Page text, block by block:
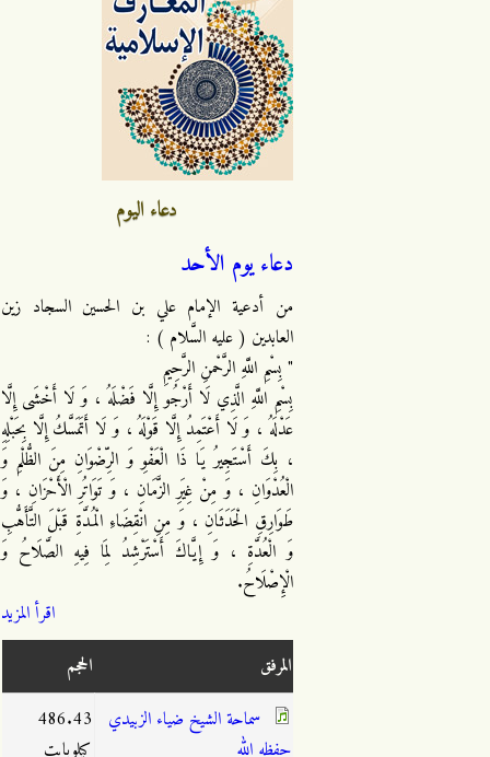
دعاء اليوم
دعاء يوم الأحد
من أدعية الإمام علي بن الحسين السجاد زين
العابدين ( عليه السَّلام ) :
" بِسْمِ اللَّهِ الرَّحْمنِ الرَّحِيمِ
بِسْمِ اللَّهِ الَّذِي لَا أَرْجُو إِلَّا فَضْلَهُ ، وَ لَا أَخْشَى إِلَّا
عَدْلَهُ ، وَ لَا أَعْتَمِدُ إِلَّا قَوْلَهُ ، وَ لَا أَتَمَسَّكُ إِلَّا بِحَبْلِهِ
، بِكَ أَسْتَجِيرُ يَا ذَا الْعَفْوِ وَ الرِّضْوَانِ مِنَ الظُّلْمِ وَ
الْعُدْوَانِ ، وَ مِنْ غِيَرِ الزَّمَانِ ، وَ تَوَاتُرِ الْأَحْزَانِ ، وَ
طَوَارِقِ الْحَدَثَانِ ، وَ مِنِ انْقِضَاءِ الْمُدَّةِ قَبْلَ التَّأَهُّبِ
وَ الْعُدَّةِ ، وَ إِيَّاكَ أَسْتَرْشِدُ لِمَا فِيهِ الصَّلَاحُ وَ
الْإِصْلَاحُ.
اقرأ المزيد
المرفق
الحجم
سماحة الشيخ ضياء الزبيدي
حفظه الله
486.43
كيلوبايت